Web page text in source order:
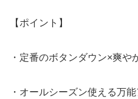
【ポイント】
・定番のボタンダウン×爽や
・オールシーズン使える万